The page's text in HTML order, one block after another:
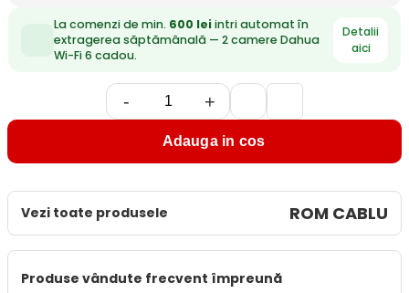
La comenzi de min. 600 leiintri automat în
extragerea săptămânală — 2 camere Dahua
Wi-Fi 6 cadou.
Detalii
aici
- +
Adauga in cos
ROM CABLU
Vezi toate produsele
Produse vândute frecvent împreună